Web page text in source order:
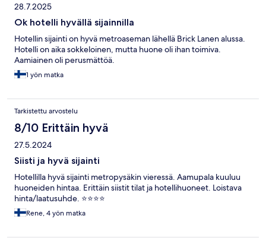
28.7.2025
Ok hotelli hyvällä sijainnilla
Hotellin sijainti on hyvä metroaseman lähellä Brick Lanen alussa.
Hotelli on aika sokkeloinen, mutta huone oli ihan toimiva.
Aamiainen oli perusmättöä.
1 yön matka
Tarkistettu arvostelu
8/10 Erittäin hyvä
27.5.2024
Siisti ja hyvä sijainti
Hotellilla hyvä sijainti metropysäkin vieressä. Aamupala kuuluu
huoneiden hintaa. Erittäin siistit tilat ja hotellihuoneet. Loistava
hinta/laatusuhde. ⭐️⭐️⭐️⭐️
Rene, 4 yön matka